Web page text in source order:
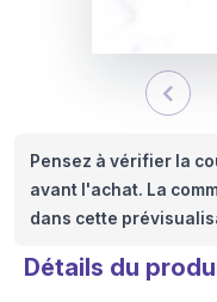
Pensez à vérifier la
avant l'achat. La
dans cette
Détails du